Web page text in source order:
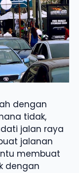
dengan
tidak,
jalan raya
jalanan
membuat
dengan